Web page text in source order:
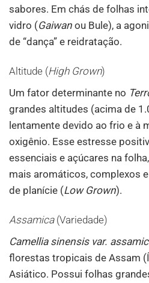
sabores. Em chás de folhas
vidro (Gaiwan ou Bule), a
de “dança” e reidratação.
Altitude (High Grown)
Um fator determinante no
grandes altitudes (acima de
lentamente devido ao frio e à
oxigênio. Esse estresse
essenciais e açúcares na
mais aromáticos, complexos
de planície (Low Grown).
Assamica(Variedade)
Camellia sinensis var.
florestas tropicais de Assam
Asiático. Possui folhas